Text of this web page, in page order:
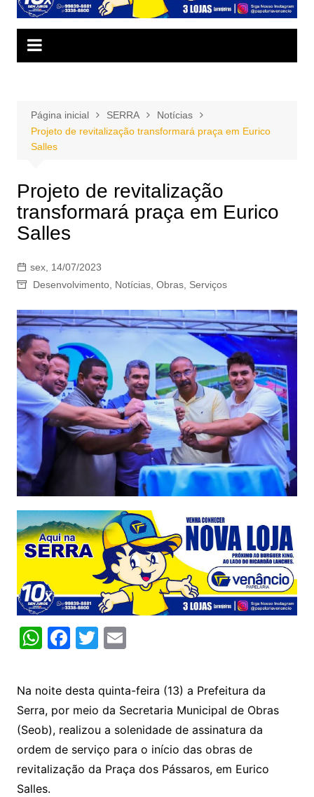
Página inicial SERRA
Notícias
Projeto de revitalização transformará praça em Eurico
Salles
Projeto de revitalização
transformará praça em Eurico
Salles
sex, 14/07/2023
Desenvolvimento, Notícias, Obras, Serviços
W
at
s
A
p
p
F
c
e
b
o
o
T
itt
er
E
ai
l
Na noite desta quinta-feira (13) a Prefeitura da
Serra, por meio da Secretaria Municipal de Obras
(Seob), realizou a solenidade de assinatura da
ordem de serviço para o início das obras de
revitalização da Praça dos Pássaros, em Eurico
Salles.